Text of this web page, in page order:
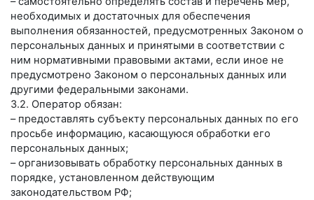
необходимых и достаточных для обеспечения
выполнения обязанностей, предусмотренных Законом о
персональных данных и принятыми в соответствии с
ним нормативными правовыми актами, если иное не
предусмотрено Законом о персональных данных или
другими федеральными законами.
3.2. Оператор обязан:
– предоставлять субъекту персональных данных по его
просьбе информацию, касающуюся обработки его
персональных данных;
– организовывать обработку персональных данных в
порядке, установленном действующим
законодательством РФ;